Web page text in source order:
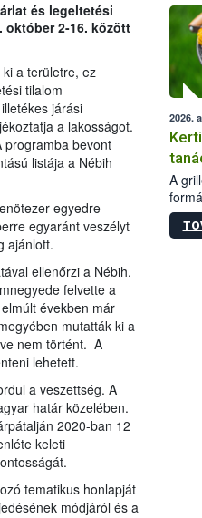
és legeltetési
október 2-16. között
a területre, ez
tilalom
járási
a lakosságot.
programba bevont
listája a Nébih
egyedre
egyaránt veszélyt
ajánlott.
ellenőrzi a Nébih.
felvette a
években már
mutatták ki a
nem történt. A
lehetett.
a veszettség. A
határ közelében.
2020-ban 12
keleti
tematikus honlapját
módjáról és a
Az
2026.
A